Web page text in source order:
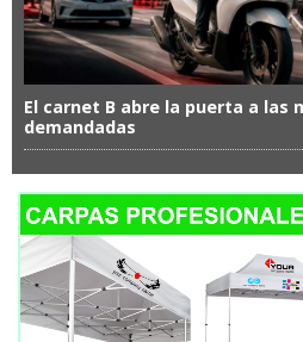
El carnet B abre la puerta a las
demandadas